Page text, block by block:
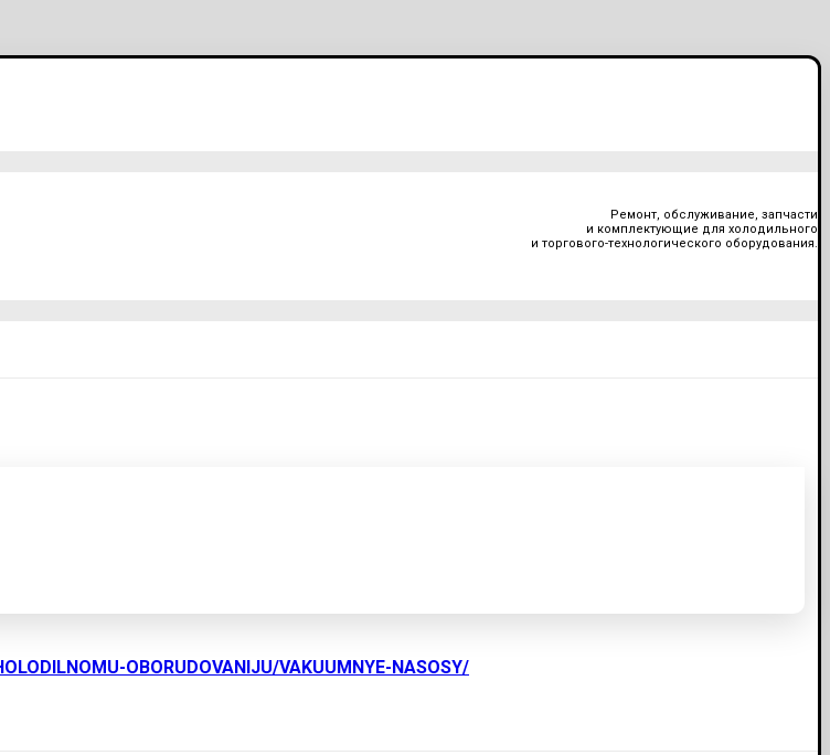
Ремонт, обслуживание, запчасти
и комплектующие для холодильного
и торгового-технологического оборудования.
OBORUDOVANIJU/VAKUUMNYE-NASOSY/